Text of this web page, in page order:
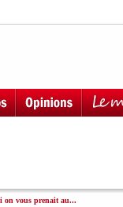
on vous prenait au...